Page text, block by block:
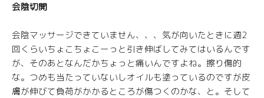
会陰切開
会陰マッサージできていません、、、気が向いたときに週2
回くらいちょこちょこーっと引き伸ばしてみてはいるんです
が、そのあとなんだかちょっと痛いんですよね。擦り傷的
な。つめも当たっていないしオイルも塗っているのですが皮
膚が伸びて負荷がかかるところが傷つくのかな、と。そして